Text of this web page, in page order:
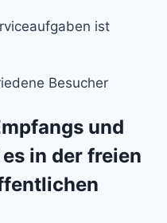
ist
Besucher
und
in der freien